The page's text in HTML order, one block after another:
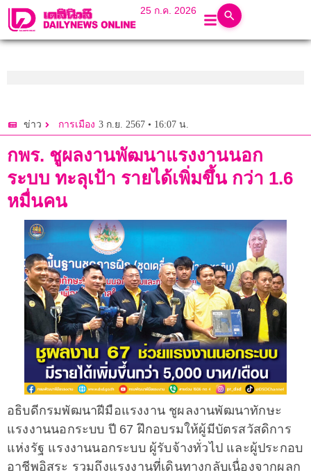
25 ก.ค. 2026
ข่าว การเมือง 3 ก.ย. 2567 • 16:07 น.
กพร. ชูผลงานพัฒนาแรงงานนอก
ระบบ ทะลุเป้า รายได้เพิ่มขึ้น กว่า 1.6
หมื่นคน
อธิบดีกรมพัฒนาฝีมือแรงงาน ชูผลงานพัฒนาทักษะ
แรงงานนอกระบบ ปี 67 ฝึกอบรมให้ผู้มีบัตรสวัสดิการ
แห่งรัฐ แรงงานนอกระบบ ผู้รับจ้างทั่วไป และผู้ประกอบ
อาชีพอิสระ รวมถึงแรงงานที่เดินทางกลับเนื่องจากผลก